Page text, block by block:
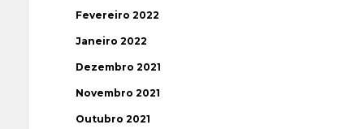
Fevereiro 2022
Janeiro 2022
Dezembro 2021
Novembro 2021
Outubro 2021